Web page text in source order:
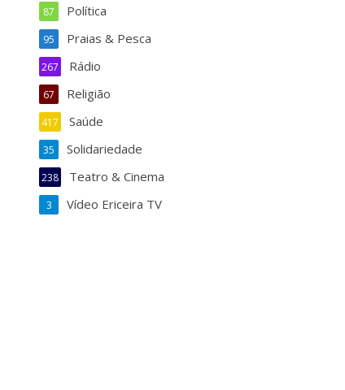
Política
87
Praias & Pesca
95
Rádio
267
Religião
67
Saúde
417
Solidariedade
35
Teatro & Cinema
238
Vídeo Ericeira TV
3